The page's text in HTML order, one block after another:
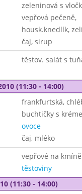
zeleninová s
vepřová pečeně,
housk.knedlík,
čaj, sirup
těstov. salát s
(11:30 - 14:00)
frankfurtská,
buchtičky s
ovoce
čaj, mléko
vepřové na kmíně
těstoviny
(11:30 - 14:00)